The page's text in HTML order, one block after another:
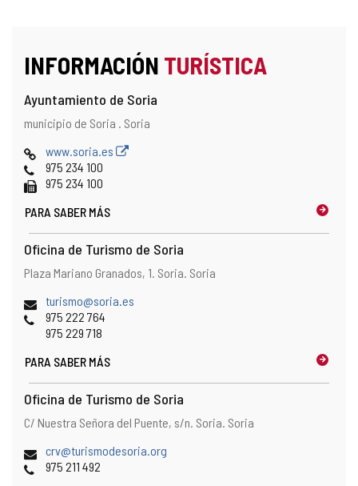
INFORMACIÓN TURÍSTICA
Ayuntamiento de Soria
Dirección
Dirección
municipio de Soria . Soria
Página
Web
www.soria.es
Teléfonos
975 234 100
Fax 975 234 100
PARA SABER MÁS
Oficina de Turismo de Soria
Dirección
Dirección
Plaza Mariano Granados, 1. Soria. Soria
Dirección
de
correo
turismo@soria.es
Teléfonos
975 222 764
975 229 718
PARA SABER MÁS
Oficina de Turismo de Soria
Dirección
Dirección
C/ Nuestra Señora del Puente, s/n. Soria. Soria
Dirección
de
crv@turismodesoria.org
Teléfonos
975 211 492